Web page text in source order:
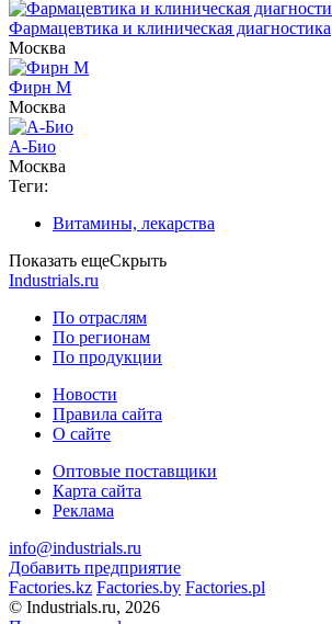
Фармацевтика и клиническая диагностика
Москва
Фирн М
Москва
А-Био
Москва
Теги:
Витамины, лекарства
Показать ещеСкрыть
Industrials.ru
По отраслям
По регионам
По продукции
Новости
Правила сайта
О сайте
Оптовые поставщики
Карта сайта
Реклама
info@industrials.ru
Добавить предприятие
Factories.kz Factories.by Factories.pl
© Industrials.ru, 2026